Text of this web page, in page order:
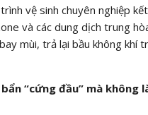
vệ sinh chuyên nghiệp
và các dung dịch trung
mùi, trả lại bầu không khí
“cứng đầu” mà không